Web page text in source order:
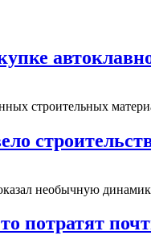
строительных
необычную
потратят